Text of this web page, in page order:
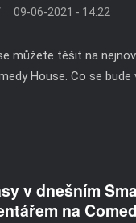
09-06-2021 - 14:22
můžete těšit na
House. Co se
v dnešním
na